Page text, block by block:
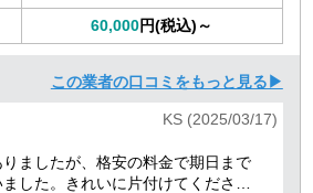
60,000円(税込)～
この業者の口コミをもっと見る▶
KS (2025/03/17)
ましたが、格安の料金で期日まで
した。きれいに片付けてくださり